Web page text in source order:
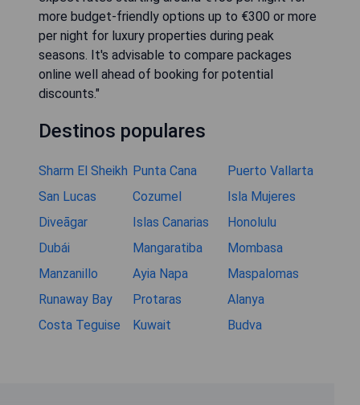
more budget-friendly options up to €300 or more
per night for luxury properties during peak
seasons. It's advisable to compare packages
online well ahead of booking for potential
discounts."
Destinos populares
Sharm El Sheikh Punta Cana
Puerto Vallarta
San Lucas
Cozumel
Isla Mujeres
Diveāgar
Islas Canarias
Honolulu
Dubái
Mangaratiba
Mombasa
Manzanillo
Ayia Napa
Maspalomas
Runaway Bay
Protaras
Alanya
Costa Teguise
Kuwait Budva